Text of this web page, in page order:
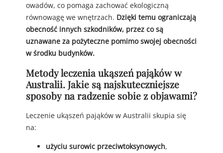
owadów, co pomaga zachować ekologiczną
równowagę we wnętrzach. Dzięki temu ograniczają
obecność innych szkodników, przez co są
uznawane za pożyteczne pomimo swojej obecności
w środku budynków.
Metody leczenia ukąszeń pająków w
Australii. Jakie są najskuteczniejsze
sposoby na radzenie sobie z objawami?
Leczenie ukąszeń pająków w Australii skupia się
na:
użyciu surowic przeciwtoksynowych,